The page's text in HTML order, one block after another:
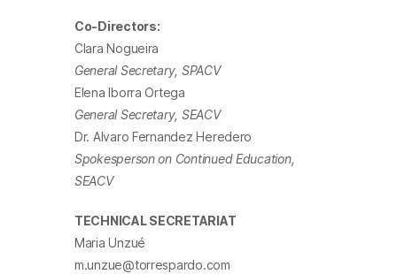
Co-Directors:
Clara Nogueira
General Secretary, SPACV
Elena Iborra Ortega
General Secretary, SEACV
Dr. Alvaro Fernandez Heredero
Spokesperson on Continued Education,
SEACV
TECHNICAL SECRETARIAT
Maria Unzué
m.unzue@torrespardo.com